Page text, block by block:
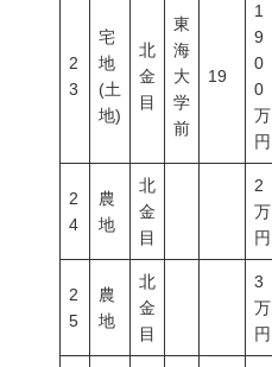
2
3
宅
地
(土
地)
北
金
目
東
海
大
学
前
19
1
9
0
0
万
円
2
4
農
地
北
金
目
2
万
円
2
5
農
地
北
金
目
3
万
円